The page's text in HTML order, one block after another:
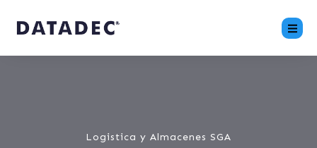
Logistica y Almacenes SGA